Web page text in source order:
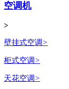
空调机
>
壁挂式空调>
柜式空调>
天花空调>